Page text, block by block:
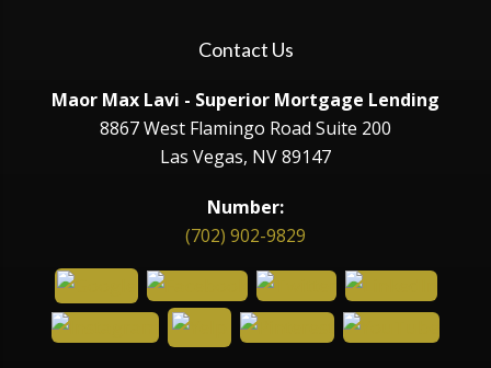
Contact Us
Maor Max Lavi - Superior Mortgage Lending
8867 West Flamingo Road Suite 200
Las Vegas, NV 89147
Number:
(702) 902-9829